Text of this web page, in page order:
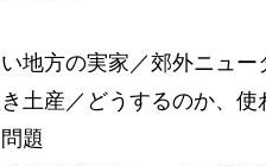
地方の実家／郊外ニュ
土産／どうするのか、
題